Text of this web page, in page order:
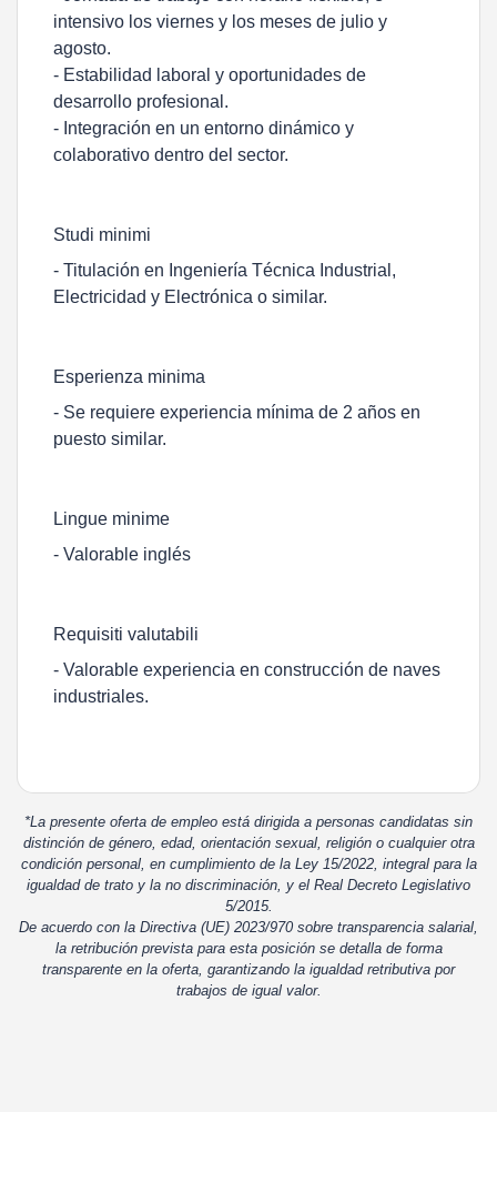
intensivo los viernes y los meses de julio y
agosto.
- Estabilidad laboral y oportunidades de
desarrollo profesional.
- Integración en un entorno dinámico y
colaborativo dentro del sector.
Studi minimi
- Titulación en Ingeniería Técnica Industrial,
Electricidad y Electrónica o similar.
Esperienza minima
- Se requiere experiencia mínima de 2 años en
puesto similar.
Lingue minime
- Valorable inglés
Requisiti valutabili
- Valorable experiencia en construcción de naves
industriales.
*La presente oferta de empleo está dirigida a personas candidatas sin
distinción de género, edad, orientación sexual, religión o cualquier otra
condición personal, en cumplimiento de la Ley 15/2022, integral para la
igualdad de trato y la no discriminación, y el Real Decreto Legislativo
5/2015.
De acuerdo con la Directiva (UE) 2023/970 sobre transparencia salarial,
la retribución prevista para esta posición se detalla de forma
transparente en la oferta, garantizando la igualdad retributiva por
trabajos de igual valor.